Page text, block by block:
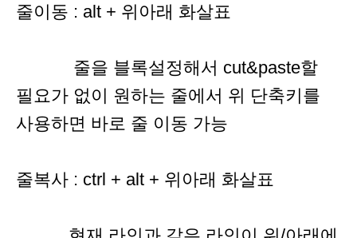
줄이동 : alt + 위아래 화살표
줄을 블록설정해서 cut&paste할
필요가 없이 원하는 줄에서 위 단축키를
사용하면 바로 줄 이동 가능
줄복사 : ctrl + alt + 위아래 화살표